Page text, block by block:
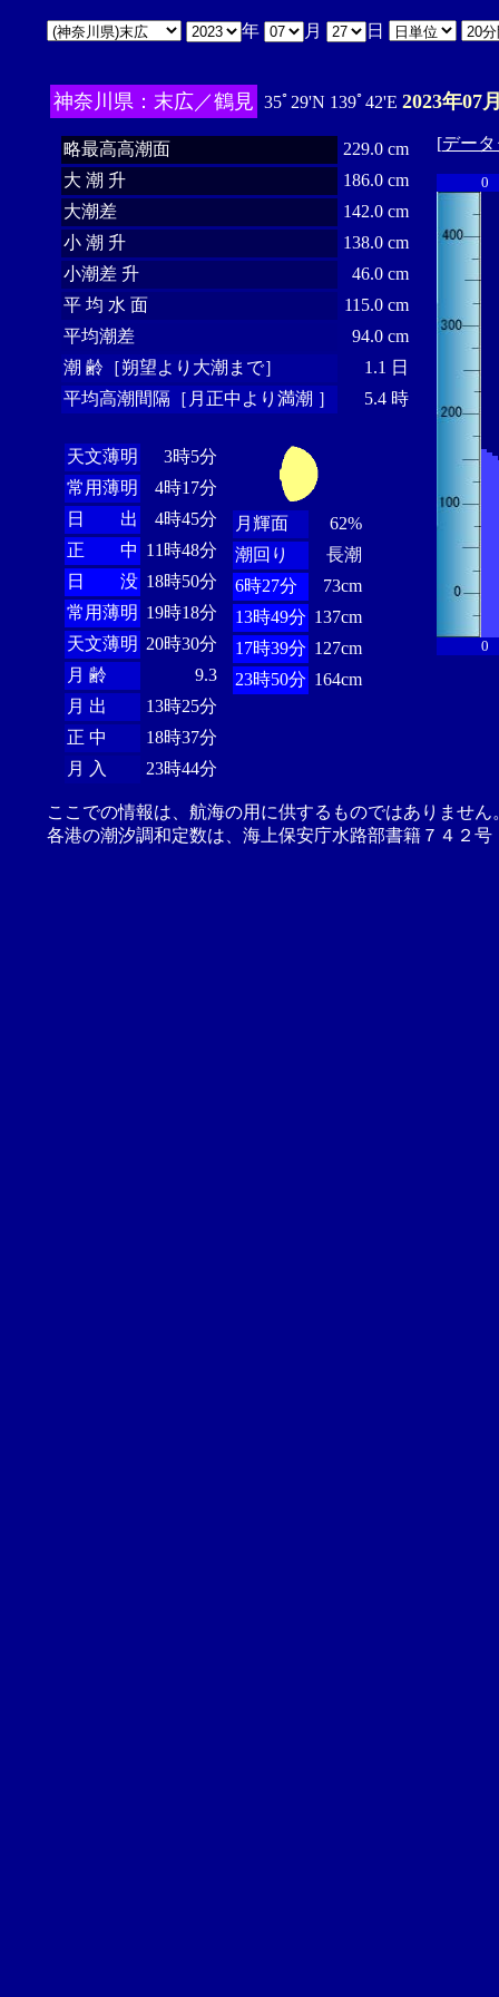
年 月 日
神奈川県：末広／鶴見 35ﾟ29'N 139ﾟ42'E 2023年07
略最高高潮面
229.0 cm
大 潮 升
186.0 cm
大潮差
142.0 cm
小 潮 升
138.0 cm
小潮差 升
46.0 cm
平 均 水 面
115.0 cm
平均潮差
94.0 cm
潮 齢［朔望より大潮まで］
1.1 日
平均高潮間隔［月正中より満潮 ］
5.4 時
天文薄明
3時5分
常用薄明
4時17分
日 出
4時45分
正 中 11時48分
日 没 18時50分
常用薄明 19時18分
天文薄明 20時30分
月 齢
9.3
月 出
13時25分
正 中
18時37分
月 入
23時44分
月輝面
62%
潮回り
長潮
6時27分
73cm
13時49分 137cm
17時39分 127cm
23時50分 164cm
[デー
0
0
ここでの情報は、航海の用に供するものではありませ
各港の潮汐調和定数は、海上保安庁水路部書籍７４２